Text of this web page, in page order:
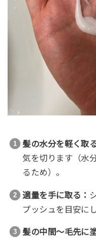
髪の水分を軽く取
気を切ります（水
るため）。
適量を手に取る：
プッシュを目安にし
髪の中間〜毛先に